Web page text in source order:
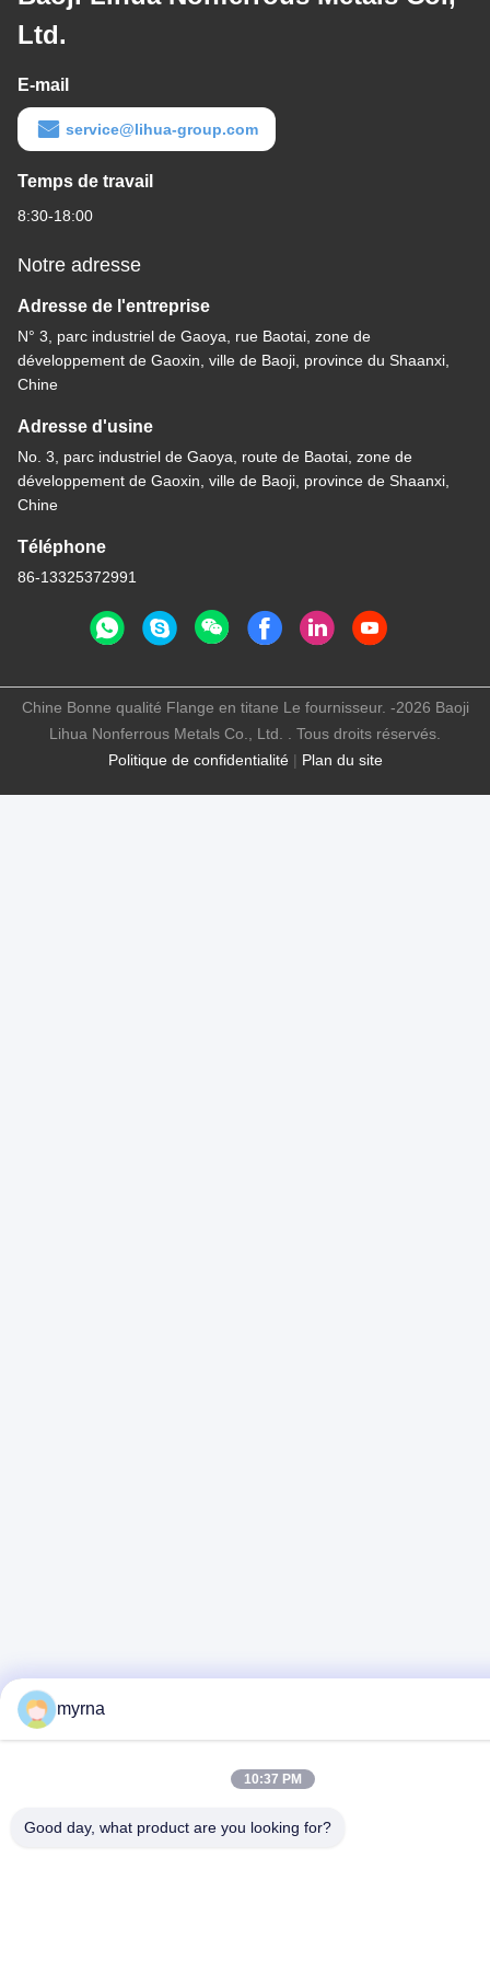
Ltd.
E-mail
service@lihua-group.com
Temps de travail
8:30-18:00
Notre adresse
Adresse de l'entreprise
N° 3, parc industriel de Gaoya, rue Baotai, zone de
développement de Gaoxin, ville de Baoji, province du Shaanxi,
Chine
Adresse d'usine
No. 3, parc industriel de Gaoya, route de Baotai, zone de
développement de Gaoxin, ville de Baoji, province de Shaanxi,
Chine
Téléphone
86-13325372991
Politique de confidentialité| Plan du site
Chine Bonne qualité Flange en titane Le fournisseur. -2026 Baoji
Lihua Nonferrous Metals Co., Ltd. . Tous droits réservés.
myrna
10:37 PM
Good day, what product are you looking for?